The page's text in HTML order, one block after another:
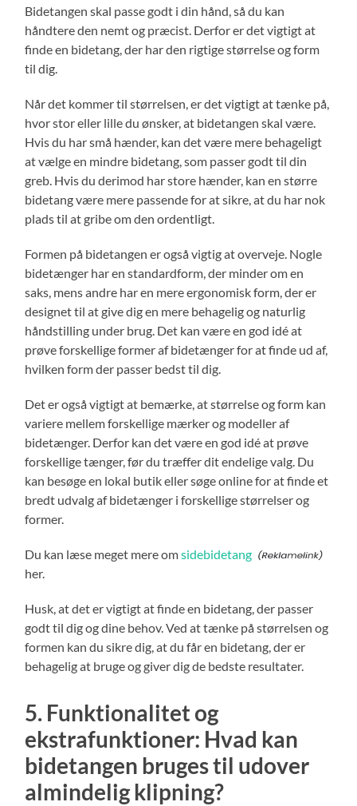
Bidetangen skal passe godt i din hånd, så du kan
håndtere den nemt og præcist. Derfor er det vigtigt at
finde en bidetang, der har den rigtige størrelse og form
til dig.
Når det kommer til størrelsen, er det vigtigt at tænke på,
hvor stor eller lille du ønsker, at bidetangen skal være.
Hvis du har små hænder, kan det være mere behageligt
at vælge en mindre bidetang, som passer godt til din
greb. Hvis du derimod har store hænder, kan en større
bidetang være mere passende for at sikre, at du har nok
plads til at gribe om den ordentligt.
Formen på bidetangen er også vigtig at overveje. Nogle
bidetænger har en standardform, der minder om en
saks, mens andre har en mere ergonomisk form, der er
designet til at give dig en mere behagelig og naturlig
håndstilling under brug. Det kan være en god idé at
prøve forskellige former af bidetænger for at finde ud af,
hvilken form der passer bedst til dig.
Det er også vigtigt at bemærke, at størrelse og form kan
variere mellem forskellige mærker og modeller af
bidetænger. Derfor kan det være en god idé at prøve
forskellige tænger, før du træffer dit endelige valg. Du
kan besøge en lokal butik eller søge online for at finde et
bredt udvalg af bidetænger i forskellige størrelser og
former.
Du kan læse meget mere omsidebidetang
her.
Husk, at det er vigtigt at finde en bidetang, der passer
godt til dig og dine behov. Ved at tænke på størrelsen og
formen kan du sikre dig, at du får en bidetang, der er
behagelig at bruge og giver dig de bedste resultater.
5. Funktionalitet og
ekstrafunktioner: Hvad kan
bidetangen bruges til udover
almindelig klipning?